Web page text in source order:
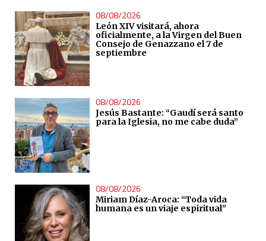
08/08/2026
León XIV visitará, ahora
oficialmente, a la Virgen del Buen
Consejo de Genazzano el 7 de
septiembre
08/08/2026
Jesús Bastante: “Gaudí será santo
para la Iglesia, no me cabe duda”
08/08/2026
Miriam Díaz-Aroca: “Toda vida
humana es un viaje espiritual”